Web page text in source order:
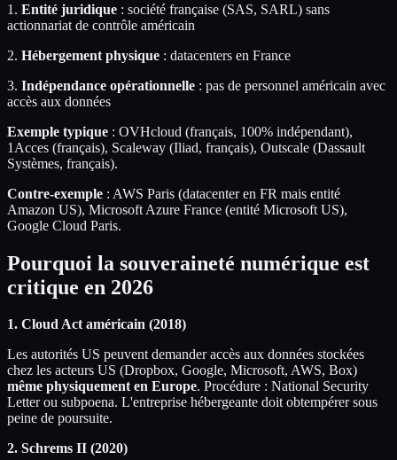
1. Entité juridique : société française (SAS, SARL) sans
actionnariat de contrôle américain
2. Hébergement physique : datacenters en France
3. Indépendance opérationnelle : pas de personnel américain avec
accès aux données
Exemple typique : OVHcloud (français, 100% indépendant),
1Acces (français), Scaleway (Iliad, français), Outscale (Dassault
Systèmes, français).
Contre-exemple : AWS Paris (datacenter en FR mais entité
Amazon US), Microsoft Azure France (entité Microsoft US),
Google Cloud Paris.
Pourquoi la souveraineté numérique est
critique en 2026
1. Cloud Act américain (2018)
Les autorités US peuvent demander accès aux données stockées
chez les acteurs US (Dropbox, Google, Microsoft, AWS, Box)
même physiquement en Europe. Procédure : National Security
Letter ou subpoena. L'entreprise hébergeante doit obtempérer sous
peine de poursuite.
2. Schrems II (2020)